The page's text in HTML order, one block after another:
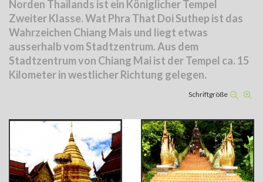
Norden Thailands ist ein Königlicher Tempel
Zweiter Klasse. Wat Phra That Doi Suthep ist das
Wahrzeichen Chiang Mais und liegt etwas
ausserhalb vom Stadtzentrum. Aus dem
Stadtzentrum von Chiang Mai ist der Tempel ca. 15
Kilometer in westlicher Richtung gelegen.
Schriftgröße